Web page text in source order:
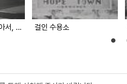
제일모직 공장을 찾아서, 대구 걸인 수용소